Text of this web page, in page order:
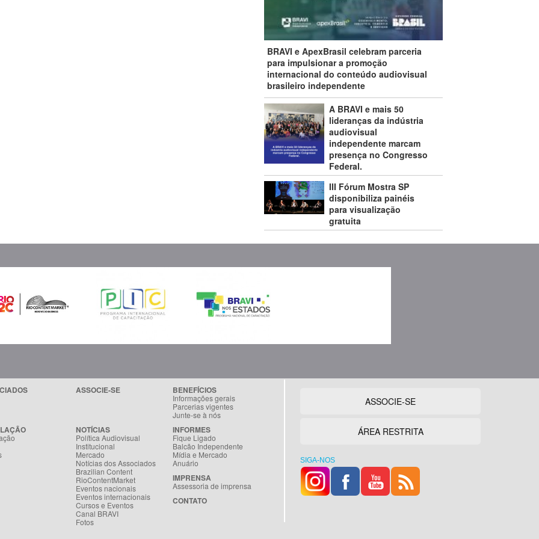
BRAVI e ApexBrasil celebram parceria
para impulsionar a promoção
internacional do conteúdo audiovisual
brasileiro independente
A BRAVI e mais 50
lideranças da indústria
audiovisual
independente marcam
presença no Congresso
Federal.
III Fórum Mostra SP
disponibiliza painéis
para visualização
gratuita
ASSOCIE-SE BENEFÍCIOS
Informações gerais
Parcerias vigentes
Junte-se à nós
NOTÍCIAS
Política Audiovisual
Institucional
Mercado
Notícias dos Associados
Brazilian Content
RioContentMarket
Eventos nacionais
Eventos internacionais
Cursos e Eventos
Canal BRAVI
Fotos
INFORMES
Fique Ligado
Balcão Independente
Mídia e Mercado
Anuário
IMPRENSA
Assessoria de imprensa
CONTATO
ASSOCIE-SE
ÁREA RESTRITA
SIGA-NOS